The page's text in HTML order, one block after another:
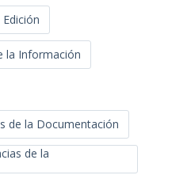
Edición
la Información
de la Documentación
de la